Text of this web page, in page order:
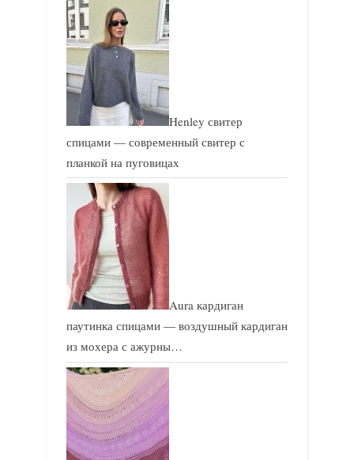
Henley свитер
спицами — современный свитер с
планкой на пуговицах
Aura кардиган
паутинка спицами — воздушный кардиган
из мохера с ажурны…